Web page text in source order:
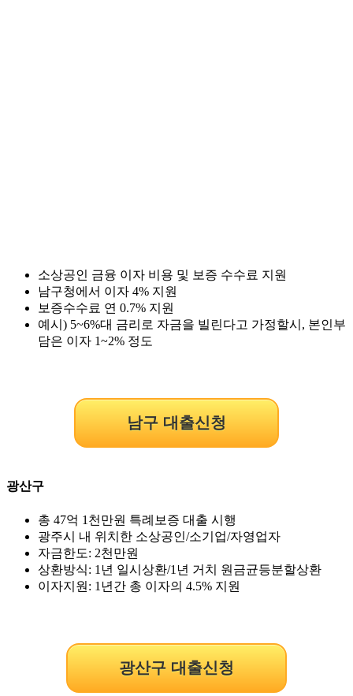
소상공인 금융 이자 비용 및 보증 수수료 지원
남구청에서 이자 4% 지원
보증수수료 연 0.7% 지원
예시) 5~6%대 금리로 자금을 빌린다고 가정할시, 본인부
담은 이자 1~2% 정도
남구 대출신청
광산구
총 47억 1천만원 특례보증 대출 시행
광주시 내 위치한 소상공인/소기업/자영업자
자금한도: 2천만원
상환방식: 1년 일시상환/1년 거치 원금균등분할상환
이자지원: 1년간 총 이자의 4.5% 지원
광산구 대출신청